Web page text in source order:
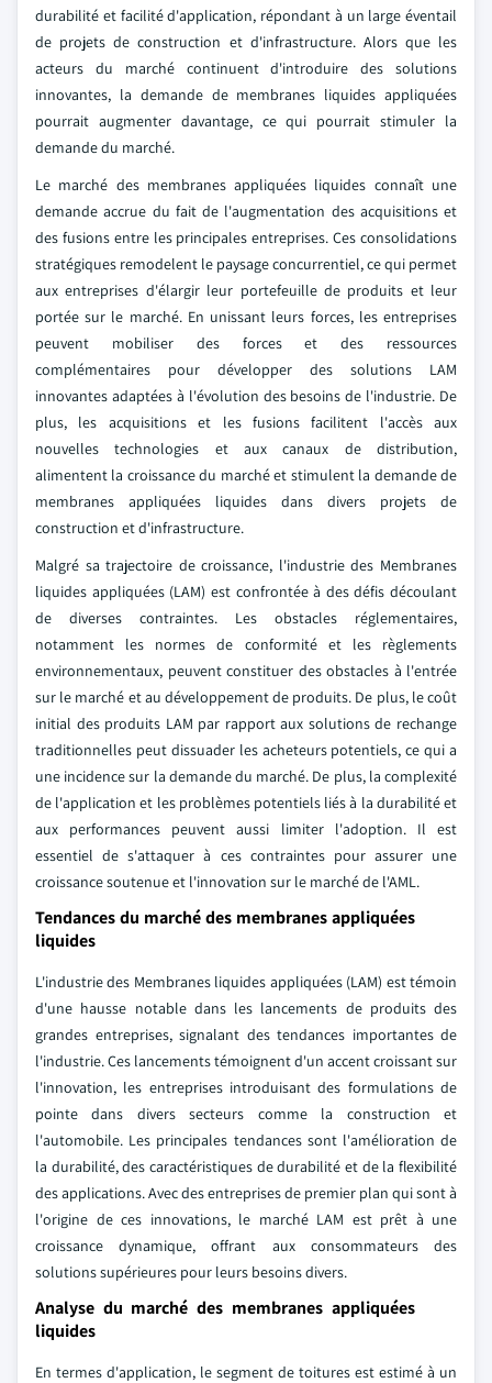
durabilité et facilité d'application, répondant à un large éventail
de projets de construction et d'infrastructure. Alors que les
acteurs du marché continuent d'introduire des solutions
innovantes, la demande de membranes liquides appliquées
pourrait augmenter davantage, ce qui pourrait stimuler la
demande du marché.
Le marché des membranes appliquées liquides connaît une
demande accrue du fait de l'augmentation des acquisitions et
des fusions entre les principales entreprises. Ces consolidations
stratégiques remodelent le paysage concurrentiel, ce qui permet
aux entreprises d'élargir leur portefeuille de produits et leur
portée sur le marché. En unissant leurs forces, les entreprises
peuvent mobiliser des forces et des ressources
complémentaires pour développer des solutions LAM
innovantes adaptées à l'évolution des besoins de l'industrie. De
plus, les acquisitions et les fusions facilitent l'accès aux
nouvelles technologies et aux canaux de distribution,
alimentent la croissance du marché et stimulent la demande de
membranes appliquées liquides dans divers projets de
construction et d'infrastructure.
Malgré sa trajectoire de croissance, l'industrie des Membranes
liquides appliquées (LAM) est confrontée à des défis découlant
de diverses contraintes. Les obstacles réglementaires,
notamment les normes de conformité et les règlements
environnementaux, peuvent constituer des obstacles à l'entrée
sur le marché et au développement de produits. De plus, le coût
initial des produits LAM par rapport aux solutions de rechange
traditionnelles peut dissuader les acheteurs potentiels, ce qui a
une incidence sur la demande du marché. De plus, la complexité
de l'application et les problèmes potentiels liés à la durabilité et
aux performances peuvent aussi limiter l'adoption. Il est
essentiel de s'attaquer à ces contraintes pour assurer une
croissance soutenue et l'innovation sur le marché de l'AML.
Tendances du marché des membranes appliquées
liquides
L'industrie des Membranes liquides appliquées (LAM) est témoin
d'une hausse notable dans les lancements de produits des
grandes entreprises, signalant des tendances importantes de
l'industrie. Ces lancements témoignent d'un accent croissant sur
l'innovation, les entreprises introduisant des formulations de
pointe dans divers secteurs comme la construction et
l'automobile. Les principales tendances sont l'amélioration de
la durabilité, des caractéristiques de durabilité et de la flexibilité
des applications. Avec des entreprises de premier plan qui sont à
l'origine de ces innovations, le marché LAM est prêt à une
croissance dynamique, offrant aux consommateurs des
solutions supérieures pour leurs besoins divers.
Analyse du marché des membranes appliquées
liquides
En termes d'application, le segment de toitures est estimé à un